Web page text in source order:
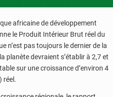
africaine de développement
le Produit Intérieur Brut réel du
n’est pas toujours le dernier de la
planète devraient s’établir à 2,7 et
sur une croissance d’environ 4
réel.